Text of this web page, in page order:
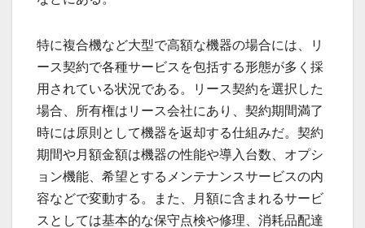
特に複合機など大型で高額な機器の場合には、リ
ース契約で各種サービスを包括する形態が多く採
用されている状況である。リース契約を選択した
場合、所有権はリース会社にあり、契約期間満了
時には原則として機器を返却する仕組みだ。契約
期間や月額金額は機器の性能や導入台数、オプシ
ョン機能、希望とするメンテナンスサービスの内
容などで変動する。また、月額に含まれるサービ
スとしては基本的な保守点検や修理、消耗品配達